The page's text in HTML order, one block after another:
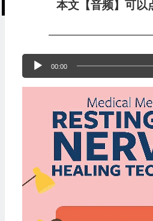
本文【音频】可以
频
00:00